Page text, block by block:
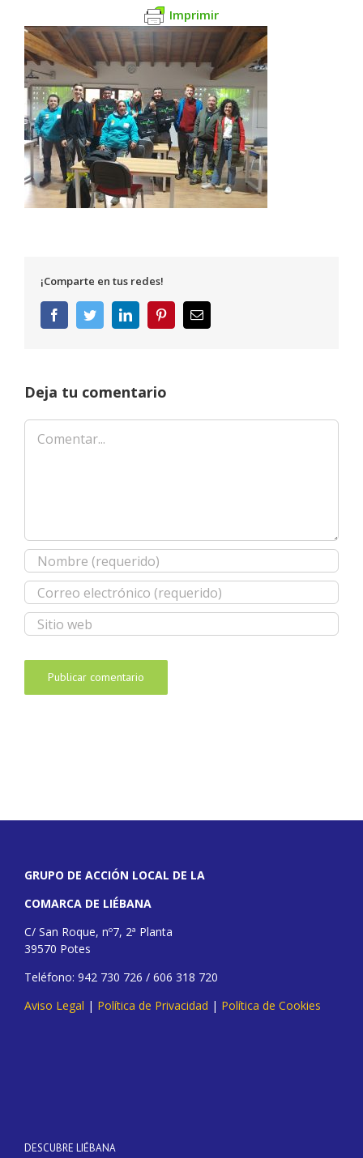
Imprimir
¡Comparte en tus redes!
FacebookTwitterLinkedInPinterestCorreo
electrónico
Deja tu comentario
Comentar
GRUPO DE ACCIÓN LOCAL DE LA
COMARCA DE LIÉBANA
C/ San Roque, nº7, 2ª Planta
39570 Potes
Teléfono: 942 730 726 / 606 318 720
Aviso Legal | Política de Privacidad | Política de Cookies
DESCUBRE LIÉBANA